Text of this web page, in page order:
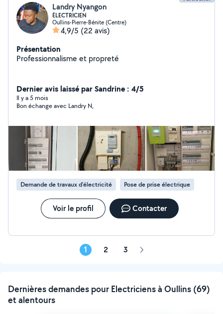
Landry Nyangon
ÉLECTRICIEN
Oullins-Pierre-Bénite (Centre)
4,9/5 (22 avis)
Présentation
Professionnalisme et propreté
Dernier avis laissé par Sandrine : 4/5
Il y a 5 mois
Bon échange avec Landry N,
Demande de travaux d’électricité Pose de prise électrique
Voir le profil Contacter
1 2 3 Page
Dernières demandes pour Electriciens à Oullins (69)
et alentours